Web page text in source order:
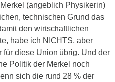
(angeblich Physikerin)
technischen Grund das
den wirtschaftlichen
habe ich NICHTS, aber
für diese Union übrig. Und der
Politik der Merkel noch
sich die rund 28 % der